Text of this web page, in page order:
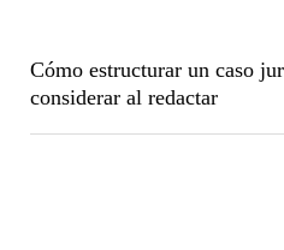
Cómo estructurar un caso
considerar al redactar